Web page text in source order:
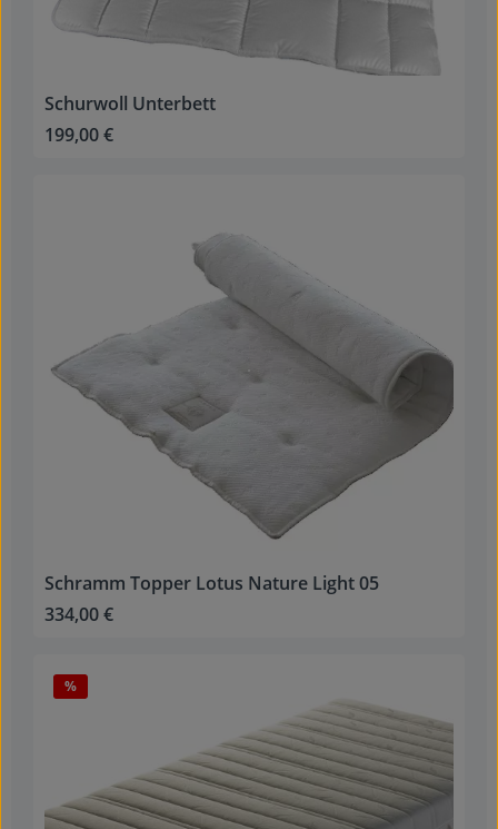
Schurwoll Unterbett
Regulärer Preis:
199,00 €
Schramm Topper Lotus Nature Light 05
Regulärer Preis:
334,00 €
Rabatt
%